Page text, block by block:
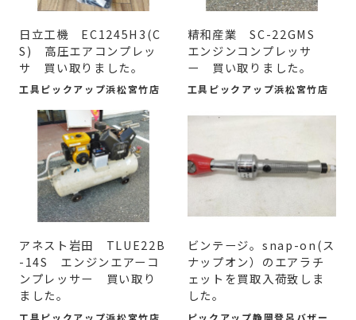
日立工機 EC1245H3(C
S) 高圧エアコンプレッ
サ 買い取りました。
工具ピックアップ浜松宮竹店
精和産業 SC-22GMS
エンジンコンプレッサ
ー 買い取りました。
工具ピックアップ浜松宮竹店
アネスト岩田 TLUE22B
-14S エンジンエアーコ
ンプレッサー 買い取り
ました。
工具ピックアップ浜松宮竹店
ビンテージ。snap-on(ス
ナップオン）のエアラチ
ェットを買取入荷致しま
した。
ピックアップ静岡登呂バザー